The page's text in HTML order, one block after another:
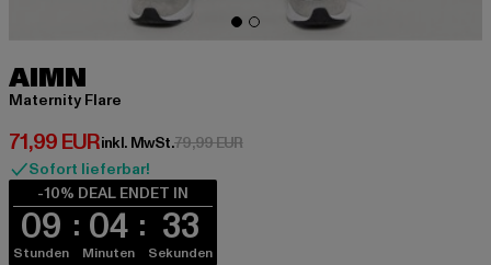
AIMN
Maternity Flare
71,99 EUR
Derzeitiger Preis: 71,99 EUR
inkl. MwSt.79,99 EURAktionspreis: 79,99 EUR
Sofort lieferbar!
-10% DEAL ENDET IN
09
Stunden
04
Minuten
32
Sekunden